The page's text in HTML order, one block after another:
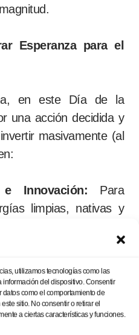
utilizamos tecnologías como las
del dispositivo. Consentir
como el comportamiento de
sitio. No consentir o retirar el
a ciertas características y funciones.
Esperanza para el
en este Día de la
una acción decidida y
masivamente (al
e Innovación: Para
limpias, nativas y
fósiles.
políticas
a las familias,
movilidad,
un futuro en la